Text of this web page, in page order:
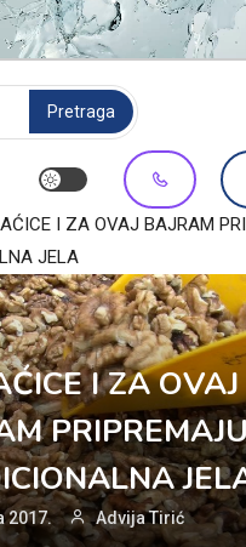
I ZA OVAJ BAJRAM
JELA
I ZA OVAJ
2017. Advija Tirić